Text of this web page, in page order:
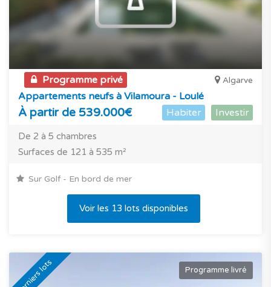
Programme privé Algarve
Appartements neufs à Vilamoura - Loulé
À partir de 539.000€ Habiter Investir
De 2 à 5 chambres
Surfaces de 121 à 535 m²
Sur Golf - En bord de mer
Voir les 13 lots disponibles
Derniers lots Programme livré